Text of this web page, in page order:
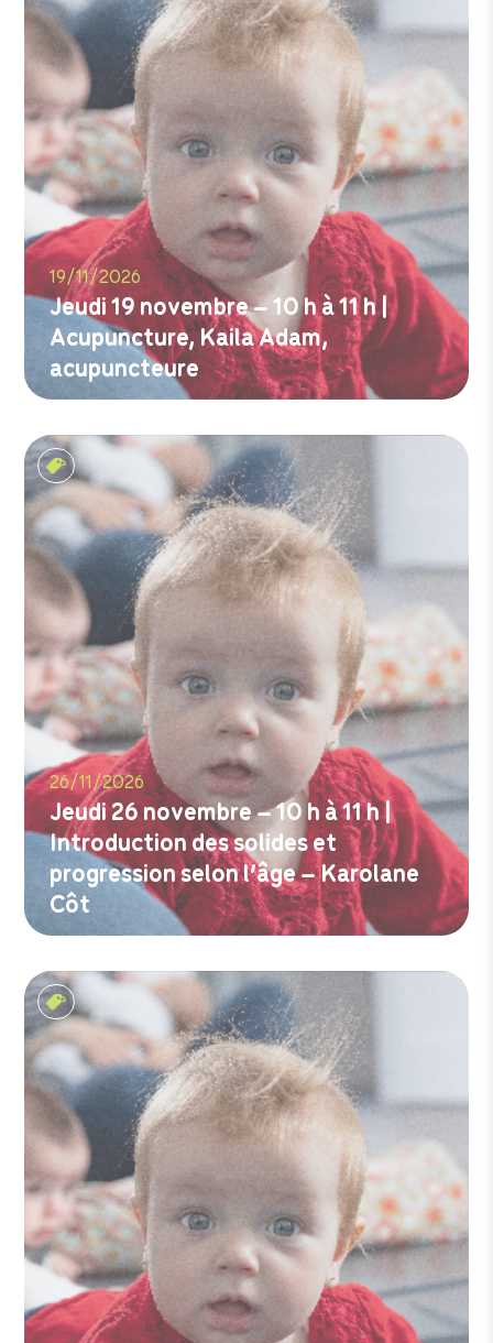
19/11/2026
Jeudi 19 novembre – 10 h à 11 h |
Acupuncture, Kaila Adam,
acupuncteure
Les tout-petits matins
26/11/2026
Jeudi 26 novembre – 10 h à 11 h |
Introduction des solides et
progression selon l’âge – Karolane
Côt
Les tout-petits matins